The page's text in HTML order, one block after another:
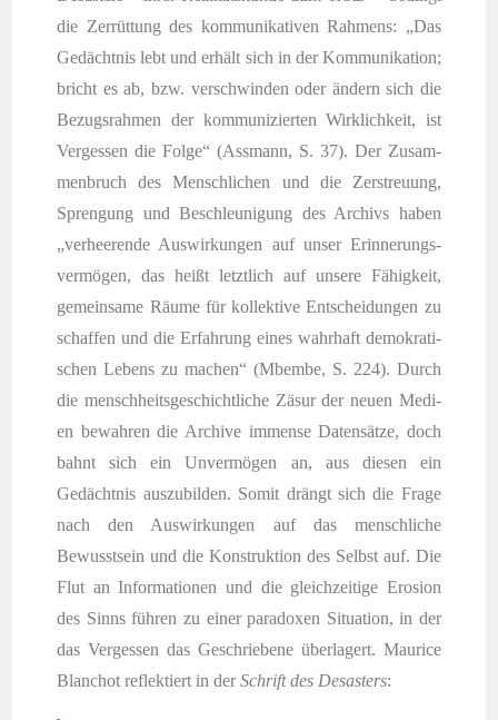
die Zer­rüt­tung des kom­mu­ni­ka­ti­ven Rah­mens: „Das
Gedächt­nis lebt und erhält sich in der Kom­mu­ni­ka­ti­on;
bricht es ab, bzw. ver­schwin­den oder ändern sich die
Bezugs­rah­men der kom­mu­ni­zier­ten Wirk­lich­keit, ist
Ver­ges­sen die Fol­ge“ (Ass­mann, S. 37). Der Zusam­
men­bruch des Mensch­li­chen und die Zer­streu­ung,
Spren­gung und Beschleu­ni­gung des Archivs haben
„ver­hee­ren­de Aus­wir­kun­gen auf unser Erin­ne­rungs­
ver­mö­gen, das heißt letzt­lich auf unse­re Fähig­keit,
gemein­sa­me Räu­me für kol­lek­ti­ve Ent­schei­dun­gen zu
schaf­fen und die Erfah­rung eines wahr­haft demo­kra­ti­
schen Lebens zu machen“ (Mbem­be, S. 224). Durch
die mensch­heits­ge­schicht­li­che Zäsur der neu­en Medi­
en bewah­ren die Archi­ve immense Daten­sät­ze, doch
bahnt sich ein Unver­mö­gen an, aus die­sen ein
Gedächt­nis aus­zu­bil­den. Somit drängt sich die Fra­ge
nach den Aus­wir­kun­gen auf das mensch­li­che
Bewusst­sein und die Kon­struk­ti­on des Selbst auf. Die
Flut an Infor­ma­tio­nen und die gleich­zei­ti­ge Ero­si­on
des Sinns füh­ren zu einer para­do­xen Situa­ti­on, in der
das Ver­ges­sen das Geschrie­be­ne über­la­gert. Mau­rice
Blan­chot reflek­tiert in derSchrift des Desas­ters: